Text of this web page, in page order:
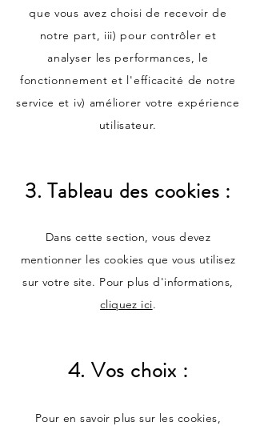
que vous avez choisi de recevoir de
notre part, iii) pour contrôler et
analyser les performances, le
fonctionnement et l'efficacité de notre
service et iv) améliorer votre expérience
utilisateur.
3. Tableau des cookies :
Dans cette section, vous devez
mentionner les cookies que vous utilisez
sur votre site. Pour plus d'informations,
cliquez ici.
4. Vos choix :
Pour en savoir plus sur les cookies,